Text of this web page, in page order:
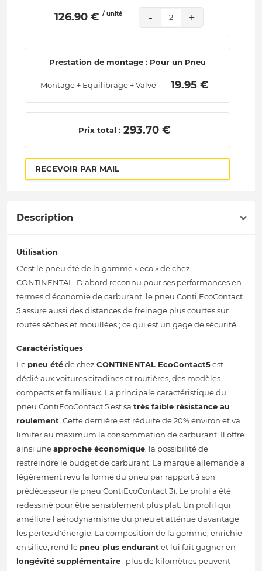
126.90 € / unité - 2 +
Prestation de montage : Pour un Pneu
Montage + Equilibrage + Valve 19.95 €
Prix total : 293.70 €
RECEVOIR PAR MAIL
Description
Utilisation
C'est le pneu été de la gamme « eco » de chez
CONTINENTAL. D'abord reconnu pour ses performances en
termes d'économie de carburant, le pneu Conti EcoContact
5 assure aussi des distances de freinage plus courtes sur
routes sèches et mouillées ; ce qui est un gage de sécurité.
Caractéristiques
Le pneu étéde chez CONTINENTAL EcoContact5est
dédié aux voitures citadines et routières, des modèles
compacts et familiaux. La principale caractéristique du
pneu ContiEcoContact 5 est sa très faible résistance au
roulement. Cette dernière est réduite de 20% environ et va
limiter au maximum la consommation de carburant. Il offre
ainsi uneapproche économique, la possibilité de
restreindre le budget de carburant. La marque allemande a
légèrement revu la forme du pneu par rapport à son
prédécesseur (le pneu ContiEcoContact 3). Le profil a été
redessiné pour être sensiblement plus plat. Un profil qui
améliore l'aérodynamisme du pneu et atténue davantage
les pertes d'énergie. La composition de la gomme, enrichie
en silice, rend le pneu plus endurantet lui fait gagner en
longévité supplémentaire: plus de kilomètres peuvent